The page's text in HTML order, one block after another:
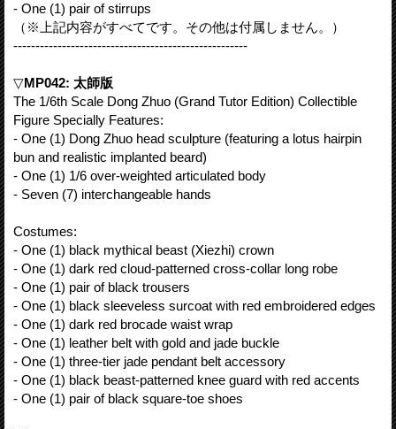
- One (1) pair of stirrups
（※上記内容がすべてです。その他は付属しません。）
-----------------------------------------------------
▽MP042: 太師版
The 1/6th Scale Dong Zhuo (Grand Tutor Edition) Collectible
Figure Specially Features:
- One (1) Dong Zhuo head sculpture (featuring a lotus hairpin
bun and realistic implanted beard)
- One (1) 1/6 over-weighted articulated body
- Seven (7) interchangeable hands
Costumes:
- One (1) black mythical beast (Xiezhi) crown
- One (1) dark red cloud-patterned cross-collar long robe
- One (1) pair of black trousers
- One (1) black sleeveless surcoat with red embroidered edges
- One (1) dark red brocade waist wrap
- One (1) leather belt with gold and jade buckle
- One (1) three-tier jade pendant belt accessory
- One (1) black beast-patterned knee guard with red accents
- One (1) pair of black square-toe shoes